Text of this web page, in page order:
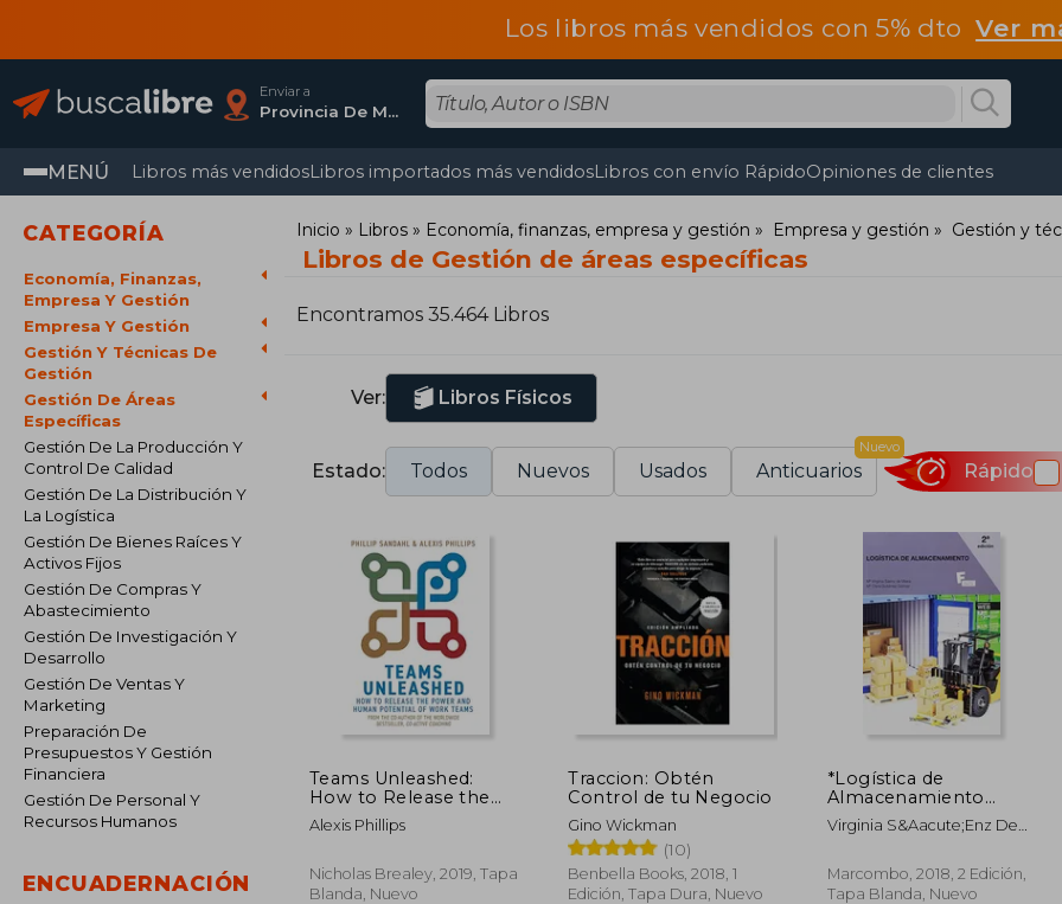
Los libros más vendidos con 5% dtoVer
Enviar a
Provincia De Madrid
MENÚ Libros más vendidosLibros importados más vendidosLibros con envío RápidoOpiniones de clientes
CATEGORÍA
Economía, Finanzas,
Empresa Y Gestión
Empresa Y Gestión
Gestión Y Técnicas De
Gestión
Gestión De Áreas
Específicas
Gestión De La Producción Y
Control De Calidad
Gestión De La Distribución Y
La Logística
Gestión De Bienes Raíces Y
Activos Fijos
Gestión De Compras Y
Abastecimiento
Gestión De Investigación Y
Desarrollo
Gestión De Ventas Y
Marketing
Preparación De
Presupuestos Y Gestión
Financiera
Gestión De Personal Y
Recursos Humanos
ENCUADERNACIÓN
Inicio Libros Economía, finanzas, empresa y gestión Empresa y gestión Gestión y
Libros de Gestión de áreas específicas
Encontramos 35.464 Libros
Ver: Libros Físicos
Estado: Todos Nuevos Usados Anticuarios
Nuevo
Rápido
Teams Unleashed:
How to Release the
Power and Human
Potential of Work
Alexis Phillips
Nicholas Brealey, 2019, Tapa
Blanda, Nuevo
Traccion: Obtén
Control de tu Negocio
Gino Wickman
(10)
Benbella Books, 2018, 1
Edición, Tapa Dura, Nuevo
*Logística de
Almacenamiento
(Marcombo
Formación)
Virginia S&Aacute;Enz De
Guti&Eacute;Rrez
G&Oacute;Mez
Marcombo, 2018, 2 Edición,
Tapa Blanda, Nuevo